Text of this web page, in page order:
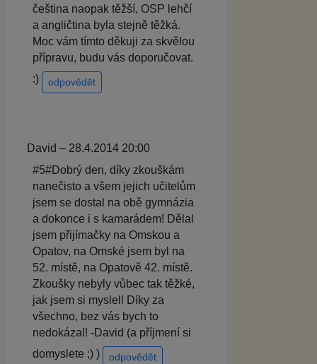
čeština naopak těžší, OSP lehčí
a angličtina byla stejně těžká.
Moc vám tímto děkuji za skvělou
přípravu, budu vás doporučovat.
:)
odpovědět
David – 28.4.2014 20:00
#5#Dobrý den, díky zkouškám
nanečisto a všem jejich učitelům
jsem se dostal na obě gymnázia
a dokonce i s kamarádem! Dělal
jsem přijímačky na Omskou a
Opatov, na Omské jsem byl na
52. místě, na Opatově 42. místě.
Zkoušky nebyly vůbec tak těžké,
jak jsem si myslel! Díky za
všechno, bez vás bych to
nedokázal! -David (a příjmení si
domyslete ;) )
odpovědět